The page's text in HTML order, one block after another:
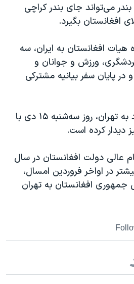
می‌تواند جای بندر کراچی
افغانستان بگیرد.
هیات افغانستان به ایران، سه
ورزش و جوانان و
پایان سفر بیانیه مشترکی
آقای عبدالله در سفر خود به تهران، روز سه‌شنبه ۱۵ دی با
دیدار کرده است.
عالی دولت افغانستان در سال
در اواخر فروردین امسال،
افغانستان به تهران